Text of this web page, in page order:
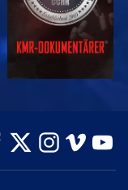
UTFORSKA
SERIEN